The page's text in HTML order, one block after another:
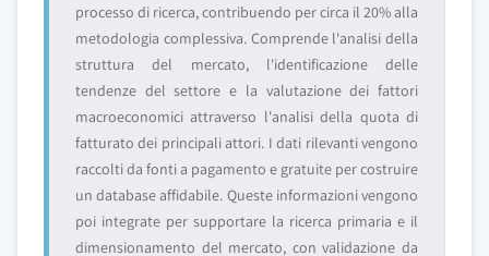
processo di ricerca, contribuendo per circa il 20% alla
metodologia complessiva. Comprende l'analisi della
struttura del mercato, l'identificazione delle
tendenze del settore e la valutazione dei fattori
macroeconomici attraverso l'analisi della quota di
fatturato dei principali attori. I dati rilevanti vengono
raccolti da fonti a pagamento e gratuite per costruire
un database affidabile. Queste informazioni vengono
poi integrate per supportare la ricerca primaria e il
dimensionamento del mercato, con validazione da